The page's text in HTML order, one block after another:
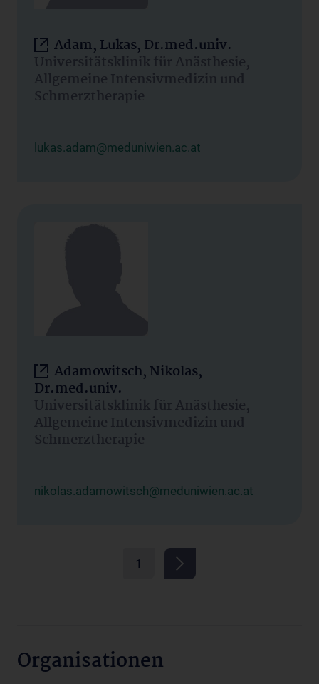
Adam, Lukas, Dr.med.univ.
Universitätsklinik für Anästhesie,
Allgemeine Intensivmedizin und
Schmerztherapie
lukas.adam@meduniwien.ac.at
Adamowitsch, Nikolas,
Dr.med.univ.
Universitätsklinik für Anästhesie,
Allgemeine Intensivmedizin und
Schmerztherapie
nikolas.adamowitsch@meduniwien.ac.at
1
Organisationen